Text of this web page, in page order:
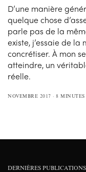
D’une manière
quelque chose
parle pas de la
existe, j’essaie de
concrétiser. À mon
atteindre, un
réelle.
NOVEMBRE 2017 8 MINUTES
DERNIÈRES PUBLICATIONS